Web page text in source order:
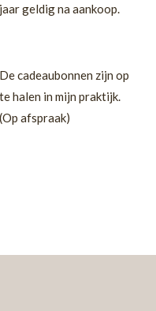
jaar geldig na aankoop.
De cadeaubonnen zijn op
te halen in mijn praktijk.
(Op afspraak)